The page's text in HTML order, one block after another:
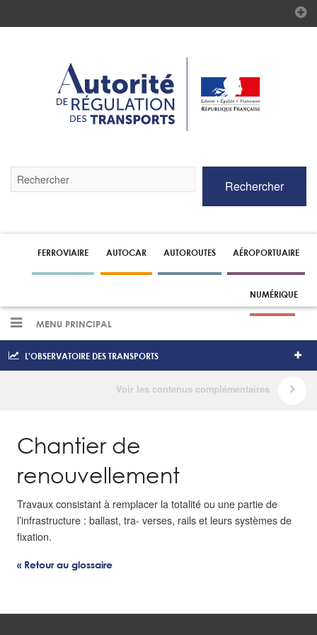
par
pour
recherche
Rechercher
FERROVIAIRE AUTOCAR AUTOROUTES AÉROPORTUAIRE
NUMÉRIQUE
MENU PRINCIPAL
L'OBSERVATOIRE DES TRANSPORTS
Chantier de
renouvellement
Travaux consistant à remplacer la totalité ou une partie de
l’infrastructure : ballast, tra- verses, rails et leurs systèmes de
fixation.
« Retour au glossaire